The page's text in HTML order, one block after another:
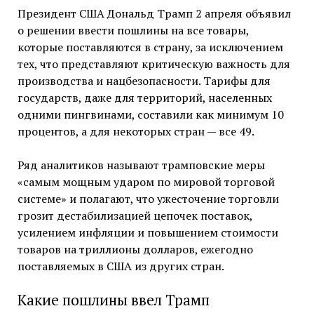
Президент США Дональд Трамп 2 апреля объявил
о решении ввести пошлины на все товары,
которые поставляются в страну, за исключением
тех, что представляют критическую важность для
производства и нацбезопасности. Тарифы для
государств, даже для территорий, населенных
одними пингвинами, составили как минимум 10
процентов, а для некоторых стран — все 49.
Ряд аналитиков называют трамповские меры
«самым мощным ударом по мировой торговой
системе» и полагают, что ужесточение торговли
грозит дестабилизацией цепочек поставок,
усилением инфляции и повышением стоимости
товаров на триллионы долларов, ежегодно
поставляемых в США из других стран.
Какие пошлины ввел Трамп